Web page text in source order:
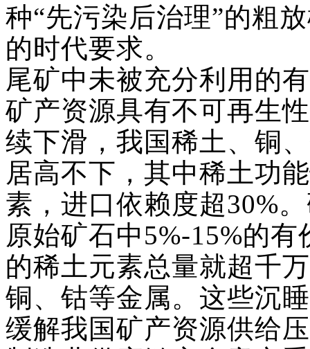
种“先污染后治理”的粗
的时代要求。
尾矿中未被充分利用的
矿产资源具有不可再生
续下滑，我国稀土、铜
居高不下，其中稀土功
素，进口依赖度超30%
原始矿石中5%-15%的
的稀土元素总量就超千
铜、钴等金属。这些沉
缓解我国矿产资源供给